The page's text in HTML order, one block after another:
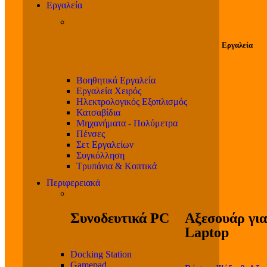
Εργαλεία
Εργαλεία
Βοηθητικά Εργαλεία
Εργαλεία Χειρός
Ηλεκτρολογικός Εξοπλισμός
Κατσαβίδια
Μηχανήματα - Πολύμετρα
Πένσες
Σετ Εργαλείων
Συγκόλληση
Τρυπάνια & Κοπτικά
Περιφερειακά
Συνοδευτικά PC
Docking Station
Αξεσουάρ για
Laptop